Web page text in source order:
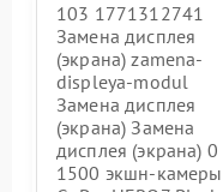
103 1771312741
Замена дисплея
(экрана) zamena-
displeya-modul
Замена дисплея
(экрана) Замена
дисплея (экрана) 0
1500 экшн-камеры